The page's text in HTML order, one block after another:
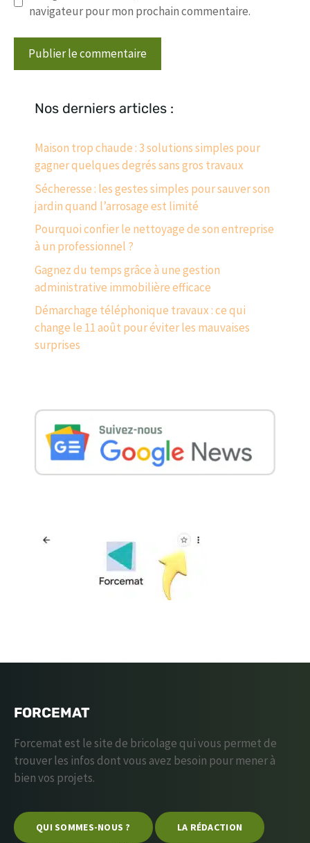
navigateur pour mon prochain commentaire.
Nos derniers articles :
Maison trop chaude : 3 solutions simples pour
gagner quelques degrés sans gros travaux
Sécheresse : les gestes simples pour sauver son
jardin quand l’arrosage est limité
Pourquoi confier le nettoyage de son entreprise
à un professionnel ?
Gagnez du temps grâce à une gestion
administrative immobilière efficace
Démarchage téléphonique travaux : ce qui
change le 11 août pour éviter les mauvaises
surprises
FORCEMAT
Forcemat est le site de bricolage qui vous permet de
trouver les infos dont vous avez besoin pour mener à
bien vos projets.
QUI SOMMES-NOUS ? LA RÉDACTION